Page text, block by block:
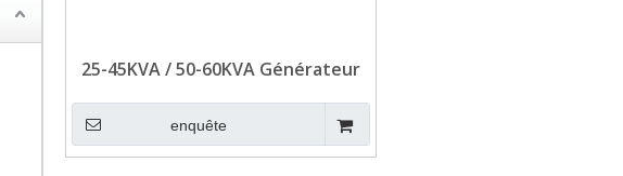
25-45KVA / 50-60KVA Générateur
de diesel AOLING ISUZU ISUZU
enquête